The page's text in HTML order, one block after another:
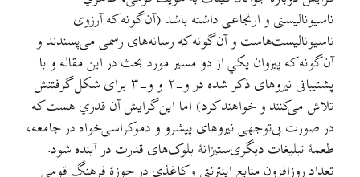
ناسیونالیستی و ارتجاعی داشته باشد (آن گونه که آرزوی
ناسیونالیست‌هاست و آن گونه که رسانه‌های رسمی می‌پسندند و
آن گونه که پیروان یکي از دو مسیر مورد بحث در این مقاله و با
پشتیبانی نیروهای ذکر شده در و-۲ و و-۳ برای شکل گرفتنش
تلاش می‌کنند و خواهند کرد) اما این گرایش آن قدري هست که
در صورت بی‌توجهی نیروهای پیشرو و دموکراسی‌خواه در جامعه،
طعمهٔ تبلیغات دیگری‌ستیزانهٔ بلوک‌های قدرت در آینده شود.
تعداد روزافزون منابع اینترنتی و کاغذی در حوزهٔ فرهنگ قومی